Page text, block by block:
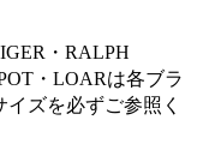
・RALPH
・LOARは各ブラ
ズを必ずご参照く